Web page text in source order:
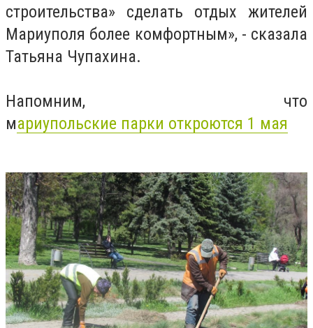
строительства» сделать отдых жителей
Мариуполя более комфортным», - сказала
Татьяна Чупахина.
Напомним, что
мариупольские парки откроются 1 мая